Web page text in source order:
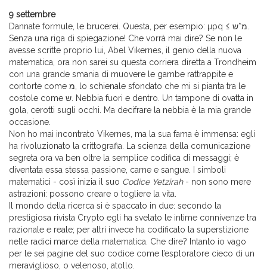
9 settembre
Senza una riga di spiegazione! Che vorrà mai dire? Se non le
avesse scritte proprio lui, Abel Vikernes, il genio della nuova
matematica, ora non sarei su questa corriera diretta a Trondheim
con una grande smania di muovere le gambe rattrappite e
contorte come מ, lo schienale sfondato che mi si pianta tra le
costole come ש. Nebbia fuori e dentro. Un tampone di ovatta in
gola, cerotti sugli occhi. Ma decifrare la nebbia è la mia grande
occasione.
Non ho mai incontrato Vikernes, ma la sua fama è immensa: egli
ha rivoluzionato la crittografia. La scienza della comunicazione
segreta ora va ben oltre la semplice codifica di messaggi; è
diventata essa stessa passione, carne e sangue. I simboli
matematici - così inizia il suo Codice Yetzirah- non sono mere
astrazioni: possono creare o togliere la vita.
Il mondo della ricerca si è spaccato in due: secondo la
prestigiosa rivista Crypto egli ha svelato le intime connivenze tra
razionale e reale; per altri invece ha codificato la superstizione
nelle radici marce della matematica. Che dire? Intanto io vago
per le sei pagine del suo codice come l’esploratore cieco di un
meraviglioso, o velenoso, atollo.